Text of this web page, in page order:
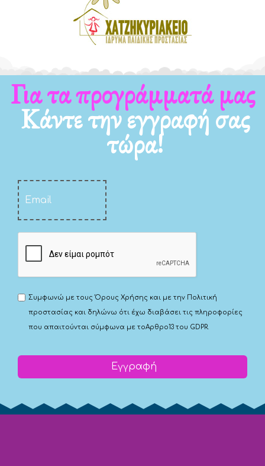
Για τα νέα μας
Κάντε την εγγραφή σας
τώρα!
Συμφωνώ με τουςΌρους Χρήσης και με την Πολιτική
προστασίας και δηλώνω ότι έχω διαβάσει τις πληροφορίες
που απαιτούνται σύμφωνα με τοΑρθρο13 του GDPR.
Εγγραφή